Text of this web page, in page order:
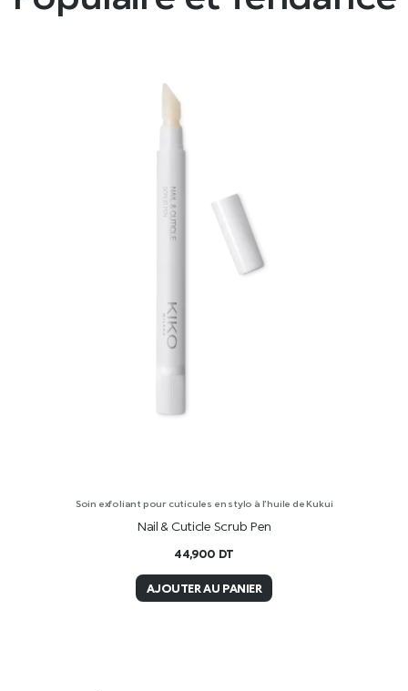
Soin exfoliant pour cuticules en stylo à l’huile de Kukui
Nail & Cuticle Scrub Pen
44,900 DT
AJOUTER AU PANIER